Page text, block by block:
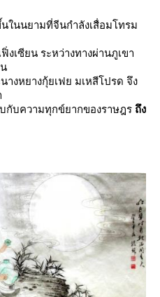
ในนยามที่จีนกำลังเสื่อมโทรม
งเซียน ระหว่างทางผ่านภูเขา
างหยางกุ้ยเฟย มเหสีโปรด จึง
กับความทุกข์ยากของราษฎร ถึง